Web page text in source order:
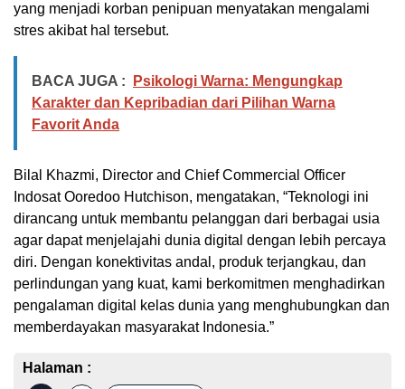
yang menjadi korban penipuan menyatakan mengalami
stres akibat hal tersebut.
BACA JUGA :
Psikologi Warna: Mengungkap
Karakter dan Kepribadian dari Pilihan Warna
Favorit Anda
Bilal Khazmi, Director and Chief Commercial Officer
Indosat Ooredoo Hutchison, mengatakan, “Teknologi ini
dirancang untuk membantu pelanggan dari berbagai usia
agar dapat menjelajahi dunia digital dengan lebih percaya
diri. Dengan konektivitas andal, produk terjangkau, dan
perlindungan yang kuat, kami berkomitmen menghadirkan
pengalaman digital kelas dunia yang menghubungkan dan
memberdayakan masyarakat Indonesia.”
Halaman :